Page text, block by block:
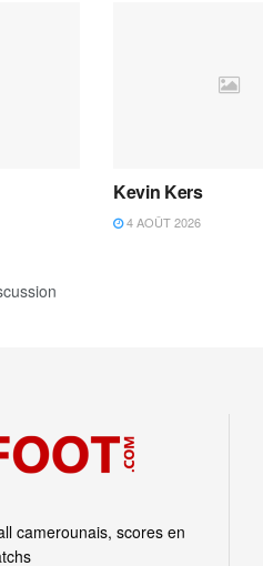
Kevin Kers
4 AOÛT 2026
camerounais, scores en